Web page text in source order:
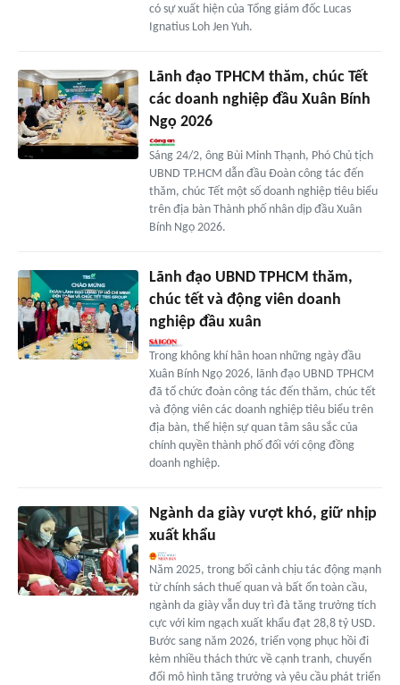
có sự xuất hiện của Tổng giám đốc Lucas
Ignatius Loh Jen Yuh.
Lãnh đạo TPHCM thăm, chúc Tết
các doanh nghiệp đầu Xuân Bính
Ngọ 2026
Sáng 24/2, ông Bùi Minh Thạnh, Phó Chủ tịch
UBND TP.HCM dẫn đầu Đoàn công tác đến
thăm, chúc Tết một số doanh nghiệp tiêu biểu
trên địa bàn Thành phố nhân dịp đầu Xuân
Bính Ngọ 2026.
Lãnh đạo UBND TPHCM thăm,
chúc tết và động viên doanh
nghiệp đầu xuân
Trong không khí hân hoan những ngày đầu
Xuân Bính Ngọ 2026, lãnh đạo UBND TPHCM
đã tổ chức đoàn công tác đến thăm, chúc tết
và động viên các doanh nghiệp tiêu biểu trên
địa bàn, thể hiện sự quan tâm sâu sắc của
chính quyền thành phố đối với cộng đồng
doanh nghiệp.
Ngành da giày vượt khó, giữ nhịp
xuất khẩu
Năm 2025, trong bối cảnh chịu tác động mạnh
từ chính sách thuế quan và bất ổn toàn cầu,
ngành da giày vẫn duy trì đà tăng trưởng tích
cực với kim ngạch xuất khẩu đạt 28,8 tỷ USD.
Bước sang năm 2026, triển vọng phục hồi đi
kèm nhiều thách thức về cạnh tranh, chuyển
đổi mô hình tăng trưởng và yêu cầu phát triển